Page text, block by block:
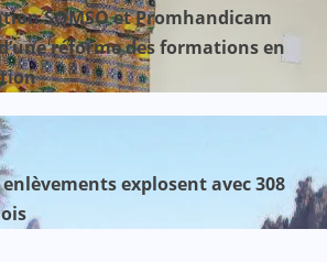
SOMSO et Promhandicam
réforme des formations en
explosent avec 308